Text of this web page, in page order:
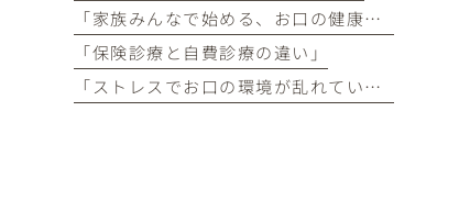
「家族みんなで始める、お口の健康チェック」
「保険診療と自費診療の違い」
「ストレスでお口の環境が乱れていませんか？」